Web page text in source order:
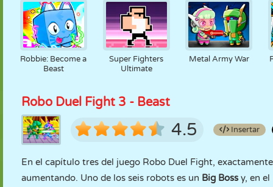
Robbie: Become a
Beast
Super Fighters
Ultimate
Metal Army War
Robo Duel Fight 3 - Beast
4.5 Insertar
En el capítulo tres del juego Robo Duel Fight,
aumentando. Uno de los seis robots es un Big Bossy, en el